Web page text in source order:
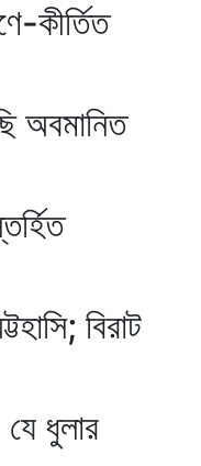
কীর্তিত
অবমানিত
বিরাট
যে ধুলার